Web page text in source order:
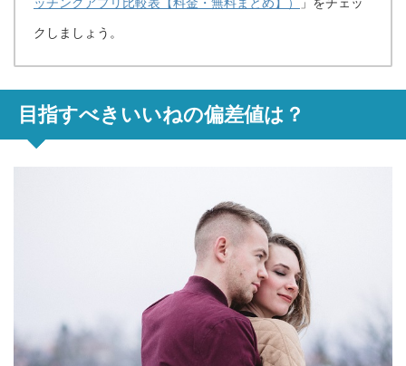
クしましょう。
目指すべきいいねの偏差値は？